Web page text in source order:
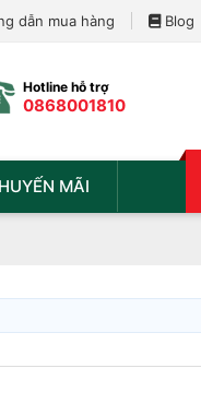
dẫn mua hàng Blog
Hotline hỗ trợ
0868001810
MÃI